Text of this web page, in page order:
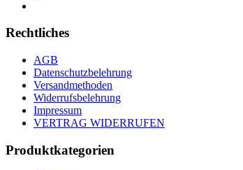
Rechtliches
AGB
Datenschutzbelehrung
Versandmethoden
Widerrufsbelehrung
Impressum
VERTRAG WIDERRUFEN
Produktkategorien